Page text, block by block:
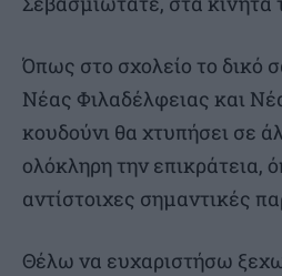
Όπως στο σχολείο το δικό
Νέας Φιλαδέλφειας και
κουδούνι θα χτυπήσει σε
ολόκληρη την επικράτεια,
αντίστοιχες σημαντικές
Θέλω να ευχαριστήσω